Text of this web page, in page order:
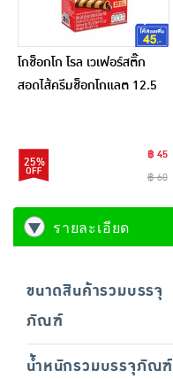
โกช็อกโก โรล เวเฟอร์สติ๊ก
สอดไส้ครีมช็อกโกแลต 12.5
25%
฿ 45
฿ 60
รายละเอียด
ขนาดสินค้ารวมบรรจุ
ภัณฑ์
น้ำหนักรวมบรรจุภัณฑ์